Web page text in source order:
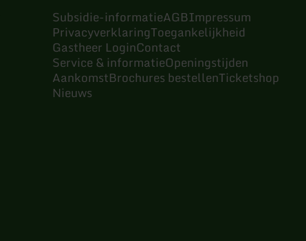
Subsidie-informatieAGBImpressum
PrivacyverklaringToegankelijkheid
Gastheer LoginContact
Service & informatieOpeningstijden
AankomstBrochures bestellenTicketshop
Nieuws